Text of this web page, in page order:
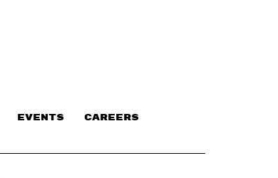
EVENTS CAREERS